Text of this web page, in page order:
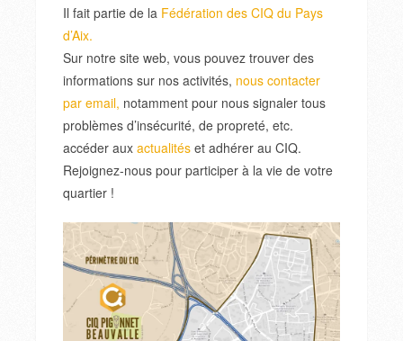
Il fait partie de la Fédération des CIQ du Pays
d’Aix.
Sur notre site web, vous pouvez trouver des
informations sur nos activités, nous contacter
par email, notamment pour nous signaler tous
problèmes d’insécurité, de propreté, etc.
accéder aux actualités et adhérer au CIQ.
Rejoignez-nous pour participer à la vie de votre
quartier !